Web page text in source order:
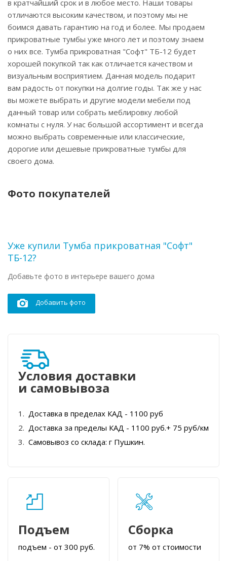
в кратчайший срок и в любое место. Наши товары
отличаются высоким качеством, и поэтому мы не
боимся давать гарантию на год и более. Мы продаем
прикроватные тумбы уже много лет и поэтому знаем
о них все. Тумба прикроватная "Софт" ТБ-12 будет
хорошей покупкой так как отличается качеством и
визуальным восприятием. Данная модель подарит
вам радость от покупки на долгие годы. Так же у нас
вы можете выбрать и другие модели мебели под
данный товар или собрать меблировку любой
комнаты с нуля. У нас большой ассортимент и всегда
можно выбрать современные или классические,
дорогие или дешевые прикроватные тумбы для
своего дома.
Фото покупателей
Уже купили Тумба прикроватная "Софт"
ТБ-12?
Добавьте фото в интерьере вашего дома
Добавить фото
Условия доставки
и самовывоза
Доставка в пределах КАД - 1100 руб
Доставка за пределы КАД - 1100 руб.+ 75 руб/км
Самовывоз со склада: г Пушкин.
Подъем
подъем - от 300 руб.
Сборка
от 7% от стоимости